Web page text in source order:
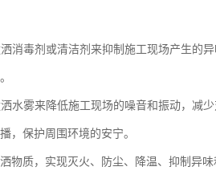
消毒剂或清洁剂来抑制施工现场产生的
水雾来降低施工现场的噪音和振动，减
，保护周围环境的安宁。
物质，实现灭火、防尘、降温、抑制异